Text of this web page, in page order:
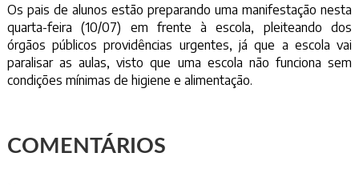
Os pais de alunos estão preparando uma manifestação nesta
quarta-feira (10/07) em frente à escola, pleiteando dos
órgãos públicos providências urgentes, já que a escola vai
paralisar as aulas, visto que uma escola não funciona sem
condições mínimas de higiene e alimentação.
COMENTÁRIOS